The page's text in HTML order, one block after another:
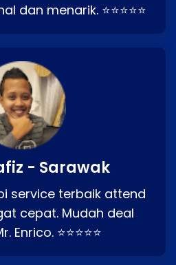
dan menarik. ⭐⭐⭐⭐⭐
- Sarawak
service terbaik attend
cepat. Mudah deal
Enrico. ⭐⭐⭐⭐⭐